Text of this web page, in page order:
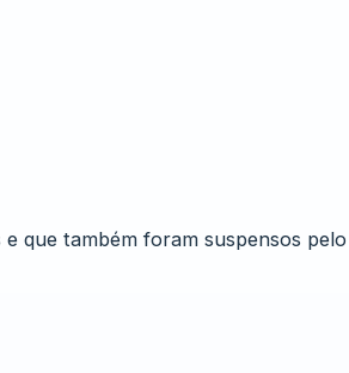
que também foram suspensos pelo